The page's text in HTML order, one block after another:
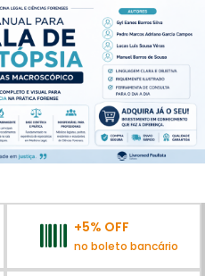
+5% OFF
no boleto bancário